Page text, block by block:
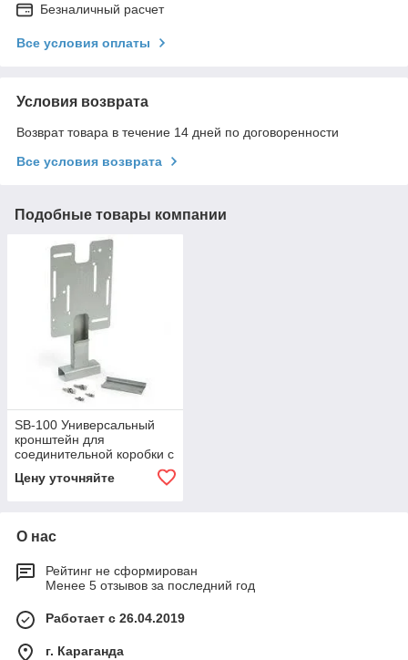
Безналичный расчет
Все условия оплаты
Условия возврата
Возврат товара в течение 14 дней по договоренности
Все условия возврата
Подобные товары компании
SB-100 Универсальный
кронштейн для
соединительной коробки с
теплоизоляцию Raychem
Цену уточняйте
О нас
Рейтинг не сформирован
Менее 5 отзывов за последний год
Работает с 26.04.2019
г. Караганда